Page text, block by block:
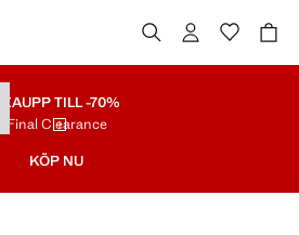
REAUPP TILL -70%
Final Clearance
KÖP NU